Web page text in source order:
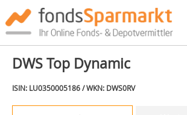
DWS Top Dynamic
ISIN: LU0350005186 / WKN: DWS0RV